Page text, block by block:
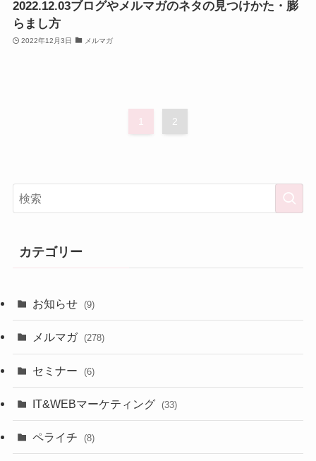
2022.12.03ブログやメルマガのネタの見つけかた・膨
らまし方
2022年12月3日 メルマガ
1 2
カテゴリー
お知らせ (9)
メルマガ (278)
セミナー (6)
IT&WEBマーケティング (33)
ペライチ (8)